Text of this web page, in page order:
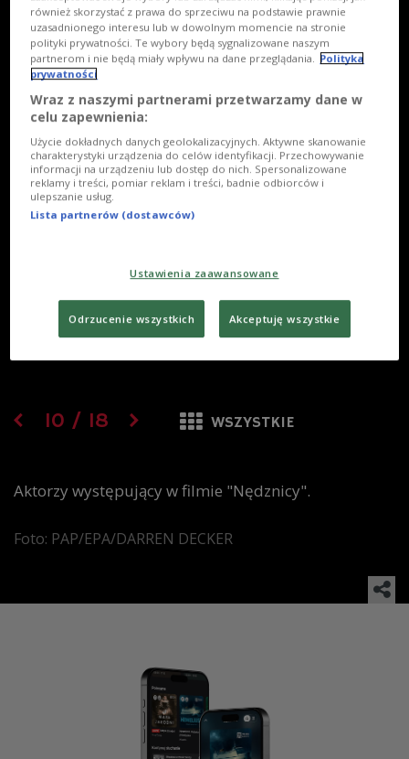
10 / 18 WSZYSTKIE
Aktorzy występujący w filmie "Nędznicy".
Foto: PAP/EPA/DARREN DECKER
również skorzystać z prawa do sprzeciwu na podstawie prawnie
uzasadnionego interesu lub w dowolnym momencie na stronie
polityki prywatności. Te wybory będą sygnalizowane naszym
partnerom i nie będą miały wpływu na dane przeglądania. Polityka
prywatności
Wraz z naszymi partnerami przetwarzamy dane w
celu zapewnienia:
Użycie dokładnych danych geolokalizacyjnych. Aktywne skanowanie
charakterystyki urządzenia do celów identyfikacji. Przechowywanie
informacji na urządzeniu lub dostęp do nich. Spersonalizowane
reklamy i treści, pomiar reklam i treści, badnie odbiorców i
ulepszanie usług.
Lista partnerów (dostawców)
Ustawienia zaawansowane
Odrzucenie wszystkich Akceptuję wszystkie